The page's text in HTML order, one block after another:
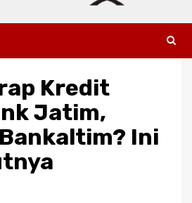
Kredit
Jatim,
Ini